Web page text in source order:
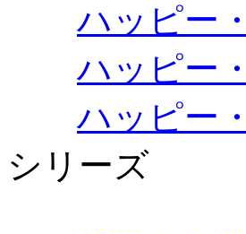
ハッピー
ハッピー
ハッピー
シリーズ